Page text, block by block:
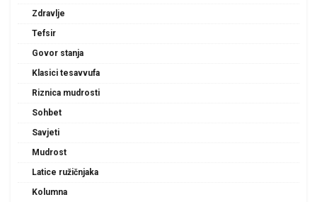
Zdravlje
Tefsir
Govor stanja
Klasici tesavvufa
Riznica mudrosti
Sohbet
Savjeti
Mudrost
Latice ružičnjaka
Kolumna